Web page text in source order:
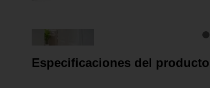
Especificaciones del producto